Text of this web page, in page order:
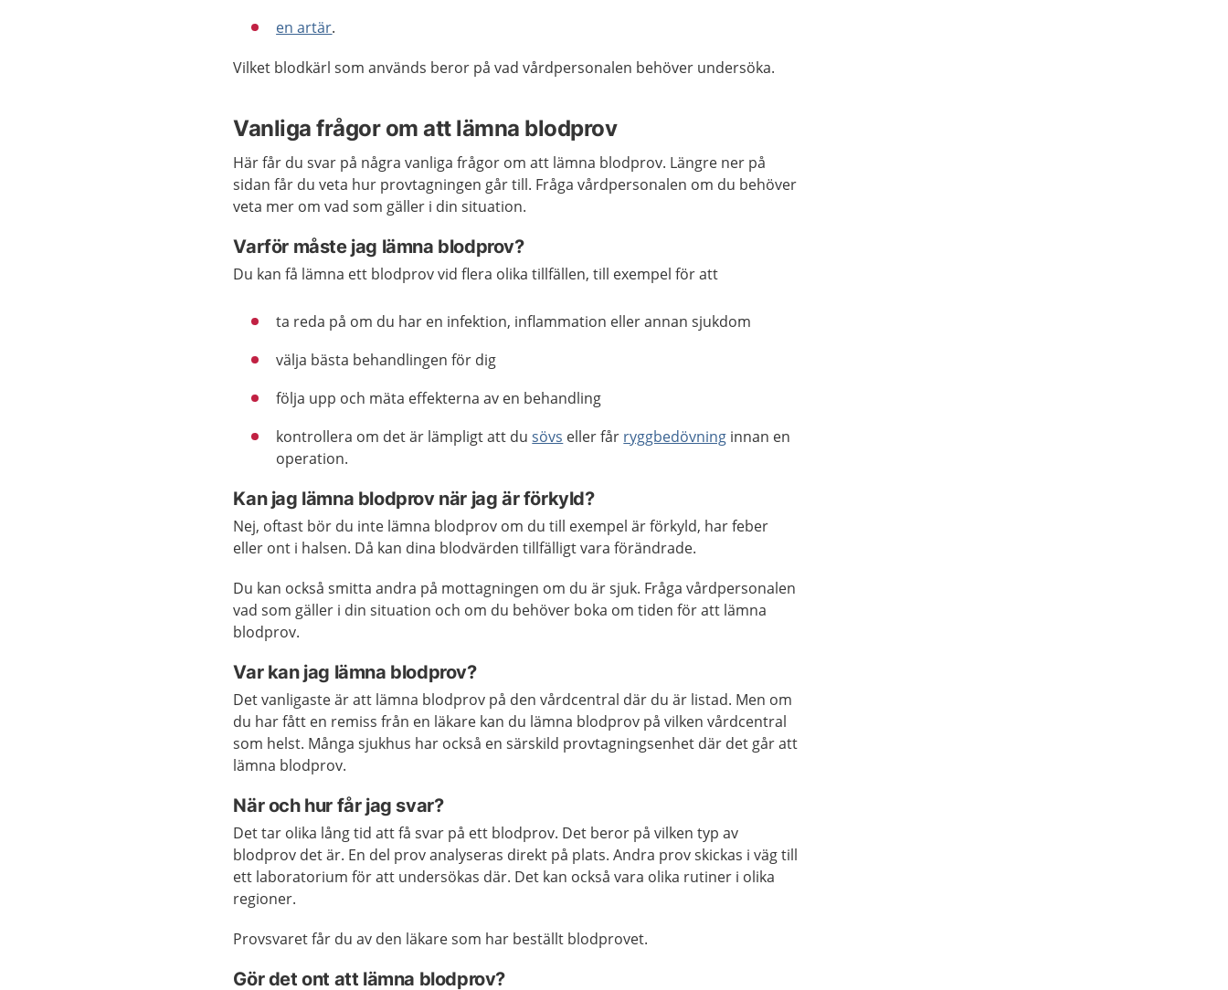
en artär.
Vilket blodkärl som används beror på vad vårdpersonalen behöver undersöka.
Vanliga frågor om att lämna blodprov
Här får du svar på några vanliga frågor om att lämna blodprov. Längre ner på
sidan får du veta hur provtagningen går till. Fråga vårdpersonalen om du behöver
veta mer om vad som gäller i din situation.
Varför måste jag lämna blodprov?
Du kan få lämna ett blodprov vid flera olika tillfällen, till exempel för att
ta reda på om du har en infektion, inflammation eller annan sjukdom
välja bästa behandlingen för dig
följa upp och mäta effekterna av en behandling
kontrollera om det är lämpligt att dusövs eller får ryggbedövning innan en
operation.
Kan jag lämna blodprov när jag är förkyld?
Nej, oftast bör du inte lämna blodprov om du till exempel är förkyld, har feber
eller ont i halsen. Då kan dina blodvärden tillfälligt vara förändrade.
Du kan också smitta andra på mottagningen om du är sjuk. Fråga vårdpersonalen
vad som gäller i din situation och om du behöver boka om tiden för att lämna
blodprov.
Var kan jag lämna blodprov?
Det vanligaste är att lämna blodprov på den vårdcentral där du är listad. Men om
du har fått en remiss från en läkare kan du lämna blodprov på vilken vårdcentral
som helst. Många sjukhus har också en särskild provtagningsenhet där det går att
lämna blodprov.
När och hur får jag svar?
Det tar olika lång tid att få svar på ett blodprov. Det beror på vilken typ av
blodprov det är. En del prov analyseras direkt på plats. Andra prov skickas i väg till
ett laboratorium för att undersökas där. Det kan också vara olika rutiner i olika
regioner.
Provsvaret får du av den läkare som har beställt blodprovet.
Gör det ont att lämna blodprov?